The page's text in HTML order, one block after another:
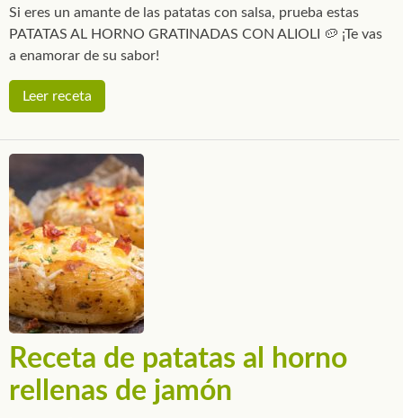
Si eres un amante de las patatas con salsa, prueba estas
PATATAS AL HORNO GRATINADAS CON ALIOLI 🥔 ¡Te vas
a enamorar de su sabor!
Leer receta
Receta de patatas al horno
rellenas de jamón